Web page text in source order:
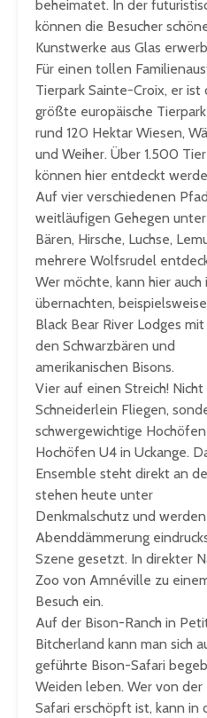
beheimatet. In der
können die Besucher
Kunstwerke aus Glas
Für einen tollen
Tierpark Sainte-Croix, er ist
größte europäische
rund 120 Hektar Wiesen,
und Weiher. Über 1.500
können hier entdeckt
Auf vier verschiedenen
weitläufigen Gehegen
Bären, Hirsche, Luchse,
mehrere Wolfsrudel
Wer möchte, kann hier auch
übernachten,
Black Bear River Lodges
den Schwarzbären und
amerikanischen Bisons.
Vier auf einen Streich!
Schneiderlein Fliegen,
schwergewichtige
Hochöfen U4 in Uckange.
Ensemble steht direkt an
stehen heute unter
Denkmalschutz und
Abenddämmerung
Szene gesetzt. In direkter
Zoo von Amnéville zu
Besuch ein.
Auf der Bison-Ranch in
Bitcherland kann man sich
geführte Bison-Safari
Weiden leben. Wer von der
Safari erschöpft ist, kann in